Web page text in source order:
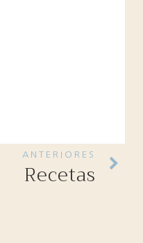
ANTERIORES
Recetas